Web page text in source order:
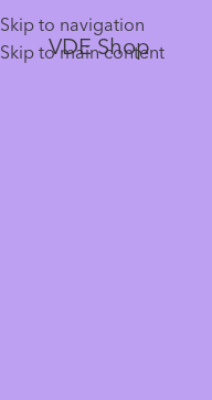
Skip to navigation
Skip to main content
VDE Shop